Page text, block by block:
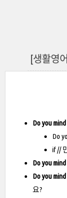
[생활영
Do you
Do
if //
Do you
Do you
요?